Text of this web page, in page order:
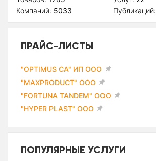
Компаний: 5033
Публикаций:
ПРАЙС-ЛИСТЫ
"OPTIMUS CA" ИП ООО
"MAXPRODUCT" ООО
"FORTUNA TANDEM" ООО
"HYPER PLAST" ООО
ПОПУЛЯРНЫЕ УСЛУГИ